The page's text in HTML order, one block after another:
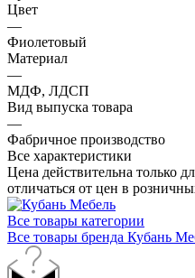
Цвет
—
Фиолетовый
Материал
—
МДФ, ЛДСП
Вид выпуска товара
—
Фабричное производство
Все характеристики
Цена действительна только
отличаться от цен в
Все товары категории
Все товары бренда Кубань